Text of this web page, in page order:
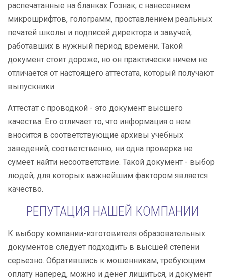
распечатанные на бланках Гознак, с нанесением
микрошрифтов, голограмм, проставлением реальных
печатей школы и подписей директора и завучей,
работавших в нужный период времени. Такой
документ стоит дороже, но он практически ничем не
отличается от настоящего аттестата, который получают
выпускники.
Аттестат с проводкой - это документ высшего
качества. Его отличает то, что информация о нем
вносится в соответствующие архивы учебных
заведений, соответственно, ни одна проверка не
сумеет найти несоответствие. Такой документ - выбор
людей, для которых важнейшим фактором является
качество.
РЕПУТАЦИЯ НАШЕЙ КОМПАНИИ
К выбору компании-изготовителя образовательных
документов следует подходить в высшей степени
серьезно. Обратившись к мошенникам, требующим
оплату наперед, можно и денег лишиться, и документ